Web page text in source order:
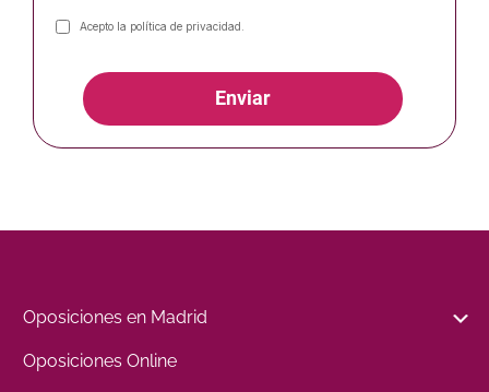
Acepto la política de privacidad
Enviar
Oposiciones en Madrid
Oposiciones Online